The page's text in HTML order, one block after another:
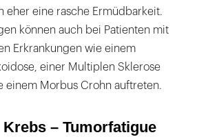
eher eine rasche Ermüdbarkeit.
können auch bei Patienten mit
Erkrankungen wie einem
einer Multiplen Sklerose
einem Morbus Crohn auftreten.
– Tumorfatigue